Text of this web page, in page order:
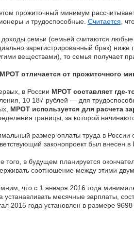
прожиточный минимум
и трудоспособные. Считается,
доходы семьи (семьей считаются
зарегистрированный брак) ниже
веществами), то семья получает
отличается от прожиточного
в России МРОТ составляет где-
10 187 рублей — для
МРОТ используется для расчета
границы, за которой
размер оплаты труда в России
законопроект был внесен
того, в будущем планируется
соотношение между этими
что с 1 января 2016 года
устанавливать месячные зарплаты,
2015 года установлен в размере